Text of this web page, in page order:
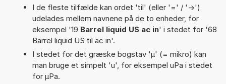
I de fleste tilfælde kan ordet 'til' (eller '=' / '->')
udelades mellem navnene på de to enheder, for
eksempel '19 Barrel liquid US ac in' i stedet for '68
Barrel liquid US til ac in'.
I stedet for det græske bogstav 'µ' (= mikro) kan
man bruge et simpelt 'u', for eksempel uPa i stedet
for µPa.